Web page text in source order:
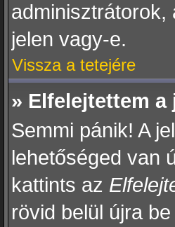
adminisztrátorok,
jelen vagy-e.
Vissza a tetejére
» Elfelejtettem a
Semmi pánik! A
lehetőséged van
kattints az
rövid belül újra